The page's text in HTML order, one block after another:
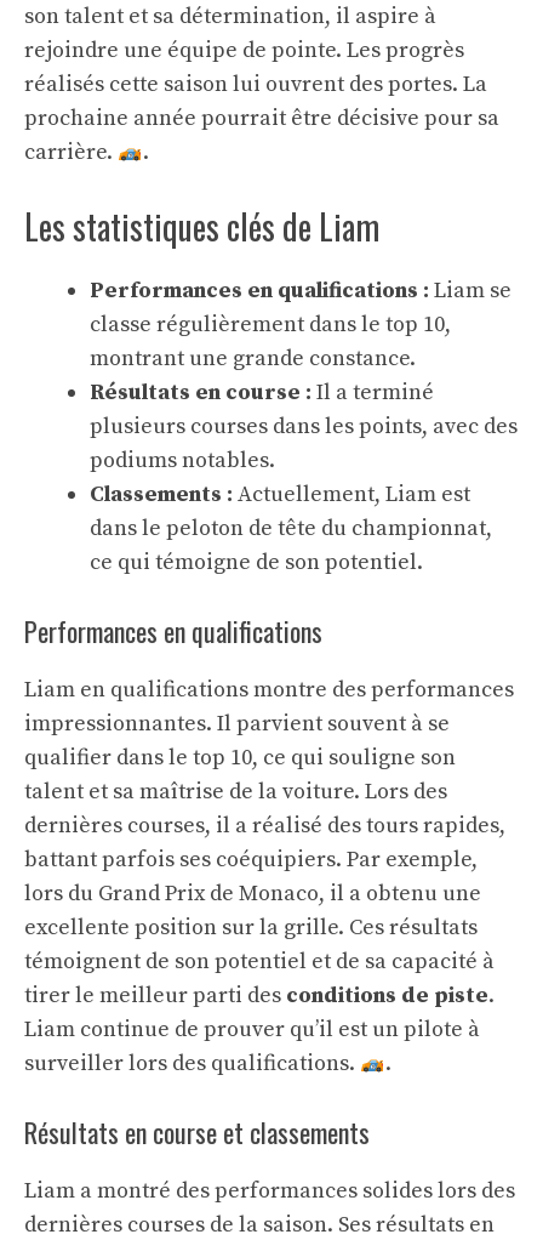
son talent et sa détermination, il aspire à
rejoindre une équipe de pointe. Les progrès
réalisés cette saison lui ouvrent des portes. La
prochaine année pourrait être décisive pour sa
carrière.
.
Les statistiques clés de Liam
Performances en qualifications : Liam se
classe régulièrement dans le top 10,
montrant une grande constance.
Résultats en course : Il a terminé
plusieurs courses dans les points, avec des
podiums notables.
Classements : Actuellement, Liam est
dans le peloton de tête du championnat,
ce qui témoigne de son potentiel.
Performances en qualifications
Liam en qualifications montre des performances
impressionnantes. Il parvient souvent à se
qualifier dans le top 10, ce qui souligne son
talent et sa maîtrise de la voiture. Lors des
dernières courses, il a réalisé des tours rapides,
battant parfois ses coéquipiers. Par exemple,
lors du Grand Prix de Monaco, il a obtenu une
excellente position sur la grille. Ces résultats
témoignent de son potentiel et de sa capacité à
tirer le meilleur parti des conditions de piste.
Liam continue de prouver qu’il est un pilote à
surveiller lors des qualifications.
.
Résultats en course et classements
Liam a montré des performances solides lors des
dernières courses de la saison. Ses résultats en